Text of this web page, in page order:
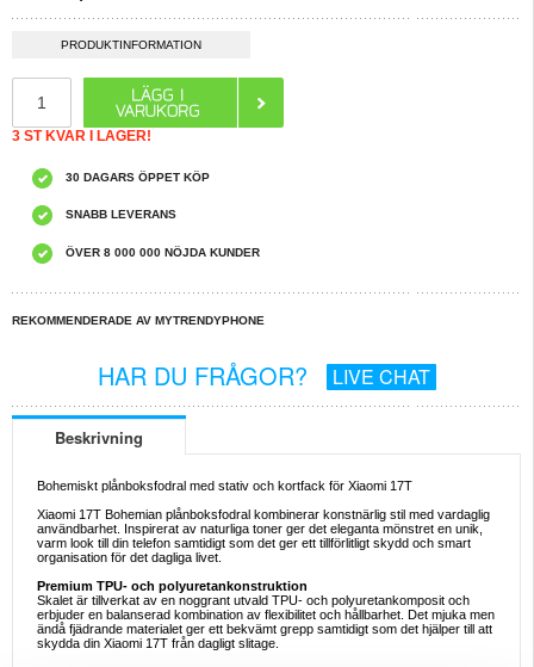
PRODUKTINFORMATION
3 ST KVAR I LAGER!
30 DAGARS ÖPPET KÖP
SNABB LEVERANS
ÖVER 8 000 000 NÖJDA KUNDER
REKOMMENDERADE AV MYTRENDYPHONE
HAR DU FRÅGOR? LIVE CHAT
Beskrivning
Bohemiskt plånboksfodral med stativ och kortfack för Xiaomi 17T
Xiaomi 17T Bohemian plånboksfodral kombinerar konstnärlig stil med vardaglig
användbarhet. Inspirerat av naturliga toner ger det eleganta mönstret en unik,
varm look till din telefon samtidigt som det ger ett tillförlitligt skydd och smart
organisation för det dagliga livet.
Premium TPU- och polyuretankonstruktion
Skalet är tillverkat av en noggrant utvald TPU- och polyuretankomposit och
erbjuder en balanserad kombination av flexibilitet och hållbarhet. Det mjuka men
ändå fjädrande materialet ger ett bekvämt grepp samtidigt som det hjälper till att
skydda din Xiaomi 17T från dagligt slitage.